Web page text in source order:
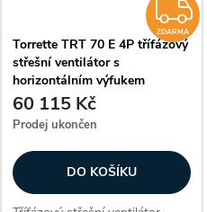
ZDARMA
Torrette TRT 70 E 4P třífázový
střešní ventilátor s
horizontálním výfukem
60 115 Kč
Prodej ukončen
DO KOŠÍKU